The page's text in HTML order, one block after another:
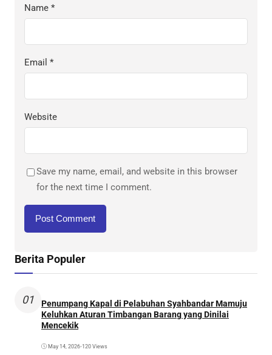
Name *
Email *
Website
Save my name, email, and website in this browser
for the next time I comment.
Berita Populer
01
Penumpang Kapal di Pelabuhan Syahbandar Mamuju
Keluhkan Aturan Timbangan Barang yang Dinilai
Mencekik
May 14, 2026•120 Views